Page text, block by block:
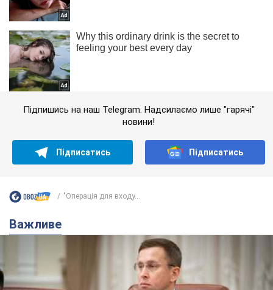
Підпишись на наш Telegram. Надсилаємо лише "гарячі"
новини!
Підписатись Підписатись
"Операція для входу...
Важливе